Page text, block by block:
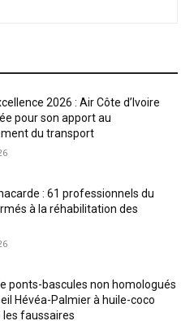
2026 : Air Côte d’Ivoire
pour son apport au
du transport
: 61 professionnels du
à la réhabilitation des
ponts-bascules non homologués
Hévéa-Palmier à huile-coco
les faussaires